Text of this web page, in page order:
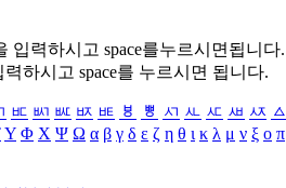
입력하시고 space를누르시면됩니다.
력하시고 space를 누르시면 됩니다.
ㅳ ㅴ ㅵ ㅶ ㅷ ㅸ ㅹ ㅺ ㅻ ㅼ ㅽ ㅾ ㅿ
Υ Φ Χ Ψ Ω α β γ δ ε ζ η θ ι κ λ μ ν ξ ο π